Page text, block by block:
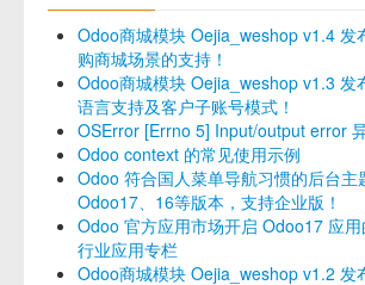
Odoo商城模块 Oejia_weshop v1.4 发
购商城场景的支持！
Odoo商城模块 Oejia_weshop v1.3 发
语言支持及客户子账号模式！
OSError [Errno 5] Input/output error
Odoo context 的常见使用示例
Odoo 符合国人菜单导航习惯的后台主
Odoo17、16等版本，支持企业版！
Odoo 官方应用市场开启 Odoo17 应
行业应用专栏
Odoo商城模块 Oejia_weshop v1.2 发